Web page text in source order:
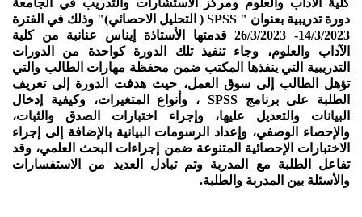
دورة تدريبية بعنوان " SPSS ( التحليل الاحصائي)" وذلك في الفترة
14/3/2023- 26/3/2023 قدمتها الأستاذة إيناس عنانبة من كلية
الآداب والعلوم، وجاء تنفيذ تلك الدورة كواحدة من الدورات
التدريبية التي ينفذها المكتب ضمن محفظة مهارات الطالب والتي
تؤهل الطالب إلى سوق العمل، حيث هدفت الدورة إلى تعريف
الطلبة على برنامج SPSS ، وأنواع المتغيرات، وكيفية إدخال
البيانات والتعديل عليها، وإجراء اختبارات الصدق والثبات،
والإحصاء الوصفي، وإعداد الرسومات البيانية بالإضافة إلى إجراء
الاختبارات الإحصائية المتنوعة ضمن إجراءات البحث العلمي، وقد
تفاعل الطلبة مع المدربة وتم تبادل العديد من الاستفسارات
والأسئلة بين المدربة والطلبة.